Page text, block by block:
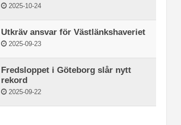
2025-10-24
Utkräv ansvar för Västlänkshaveriet
2025-09-23
Fredsloppet i Göteborg slår nytt
rekord
2025-09-22